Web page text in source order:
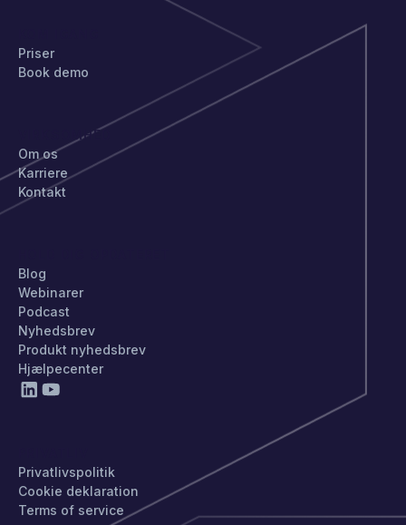
Priser
Book demo
VIRKSOMHED
Om os
Karriere
Kontakt
Blog
Webinarer
Podcast
Nyhedsbrev
Produkt nyhedsbrev
Hjælpecenter
Privatlivspolitik
Cookie deklaration
Terms of service